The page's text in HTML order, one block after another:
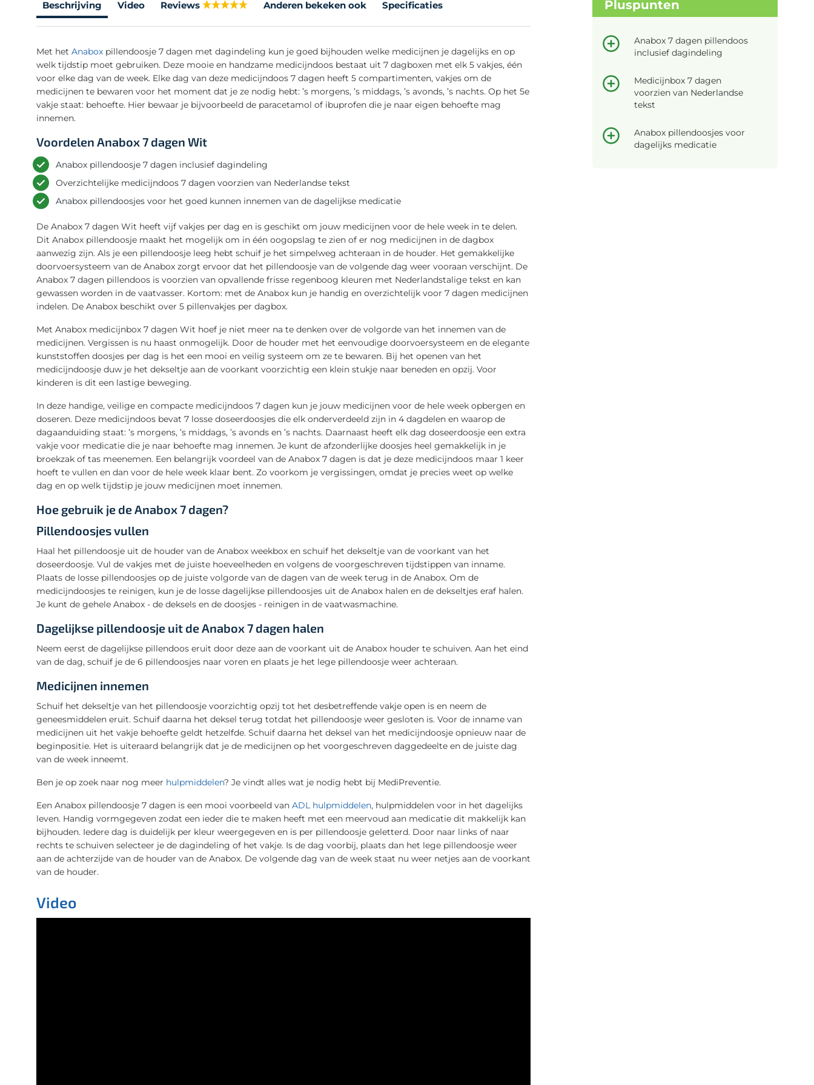
Beschrijving Video Reviews Anderen bekeken ook Specificaties
Met het Anabox pillendoosje 7 dagen met dagindeling kun je goed bijhouden welke medicijnen je dagelijks en op
welk tijdstip moet gebruiken. Deze mooie en handzame medicijndoos bestaat uit 7 dagboxen met elk 5 vakjes, één
voor elke dag van de week. Elke dag van deze medicijndoos 7 dagen heeft 5 compartimenten, vakjes om de
medicijnen te bewaren voor het moment dat je ze nodig hebt: ’s morgens, ’s middags, ’s avonds, ’s nachts. Op het 5e
vakje staat: behoefte. Hier bewaar je bijvoorbeeld de paracetamol of ibuprofen die je naar eigen behoefte mag
innemen.
Voordelen Anabox 7 dagen Wit
Anabox pillendoosje 7 dagen inclusief dagindeling
Overzichtelijke medicijndoos 7 dagen voorzien van Nederlandse tekst
Anabox pillendoosjes voor het goed kunnen innemen van de dagelijkse medicatie
De Anabox 7 dagen Wit heeft vijf vakjes per dag en is geschikt om jouw medicijnen voor de hele week in te delen.
Dit Anabox pillendoosje maakt het mogelijk om in één oogopslag te zien of er nog medicijnen in de dagbox
aanwezig zijn. Als je een pillendoosje leeg hebt schuif je het simpelweg achteraan in de houder. Het gemakkelijke
doorvoersysteem van de Anabox zorgt ervoor dat het pillendoosje van de volgende dag weer vooraan verschijnt. De
Anabox 7 dagen pillendoos is voorzien van opvallende frisse regenboog kleuren met Nederlandstalige tekst en kan
gewassen worden in de vaatvasser. Kortom: met de Anabox kun je handig en overzichtelijk voor 7 dagen medicijnen
indelen. De Anabox beschikt over 5 pillenvakjes per dagbox.
Met Anabox medicijnbox 7 dagen Wit hoef je niet meer na te denken over de volgorde van het innemen van de
medicijnen. Vergissen is nu haast onmogelijk. Door de houder met het eenvoudige doorvoersysteem en de elegante
kunststoffen doosjes per dag is het een mooi en veilig systeem om ze te bewaren. Bij het openen van het
medicijndoosje duw je het dekseltje aan de voorkant voorzichtig een klein stukje naar beneden en opzij. Voor
kinderen is dit een lastige beweging.
In deze handige, veilige en compacte medicijndoos 7 dagen kun je jouw medicijnen voor de hele week opbergen en
doseren. Deze medicijndoos bevat 7 losse doseerdoosjes die elk onderverdeeld zijn in 4 dagdelen en waarop de
dagaanduiding staat: ’s morgens, ’s middags, ’s avonds en ’s nachts. Daarnaast heeft elk dag doseerdoosje een extra
vakje voor medicatie die je naar behoefte mag innemen. Je kunt de afzonderlijke doosjes heel gemakkelijk in je
broekzak of tas meenemen. Een belangrijk voordeel van de Anabox 7 dagen is dat je deze medicijndoos maar 1 keer
hoeft te vullen en dan voor de hele week klaar bent. Zo voorkom je vergissingen, omdat je precies weet op welke
dag en op welk tijdstip je jouw medicijnen moet innemen.
Hoe gebruik je de Anabox 7 dagen?
Pillendoosjes vullen
Haal het pillendoosje uit de houder van de Anabox weekbox en schuif het dekseltje van de voorkant van het
doseerdoosje. Vul de vakjes met de juiste hoeveelheden en volgens de voorgeschreven tijdstippen van inname.
Plaats de losse pillendoosjes op de juiste volgorde van de dagen van de week terug in de Anabox. Om de
medicijndoosjes te reinigen, kun je de losse dagelijkse pillendoosjes uit de Anabox halen en de dekseltjes eraf halen.
Je kunt de gehele Anabox - de deksels en de doosjes - reinigen in de vaatwasmachine.
Dagelijkse pillendoosje uit de Anabox 7 dagen halen
Neem eerst de dagelijkse pillendoos eruit door deze aan de voorkant uit de Anabox houder te schuiven. Aan het eind
van de dag, schuif je de 6 pillendoosjes naar voren en plaats je het lege pillendoosje weer achteraan.
Medicijnen innemen
Schuif het dekseltje van het pillendoosje voorzichtig opzij tot het desbetreffende vakje open is en neem de
geneesmiddelen eruit. Schuif daarna het deksel terug totdat het pillendoosje weer gesloten is. Voor de inname van
medicijnen uit het vakje behoefte geldt hetzelfde. Schuif daarna het deksel van het medicijndoosje opnieuw naar de
beginpositie. Het is uiteraard belangrijk dat je de medicijnen op het voorgeschreven daggedeelte en de juiste dag
van de week inneemt.
Ben je op zoek naar nog meer hulpmiddelen? Je vindt alles wat je nodig hebt bij MediPreventie.
Een Anabox pillendoosje 7 dagen is een mooi voorbeeld van ADL hulpmiddelen, hulpmiddelen voor in het dagelijks
leven. Handig vormgegeven zodat een ieder die te maken heeft met een meervoud aan medicatie dit makkelijk kan
bijhouden. Iedere dag is duidelijk per kleur weergegeven en is per pillendoosje geletterd. Door naar links of naar
rechts te schuiven selecteer je de dagindeling of het vakje. Is de dag voorbij, plaats dan het lege pillendoosje weer
aan de achterzijde van de houder van de Anabox. De volgende dag van de week staat nu weer netjes aan de voorkant
van de houder.
Video
Pluspunten
Anabox 7 dagen pillendoos
inclusief dagindeling
Medicijnbox 7 dagen
voorzien van Nederlandse
tekst
Anabox pillendoosjes voor
dagelijks medicatie